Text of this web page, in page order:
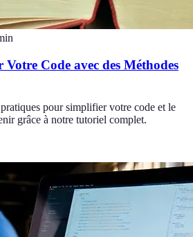
Code avec des Méthodes
pour simplifier votre code et le
grâce à notre tutoriel complet.